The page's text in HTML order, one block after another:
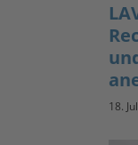
18.